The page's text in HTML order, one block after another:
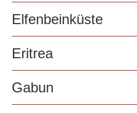
Elfenbeinküste
Eritrea
Gabun